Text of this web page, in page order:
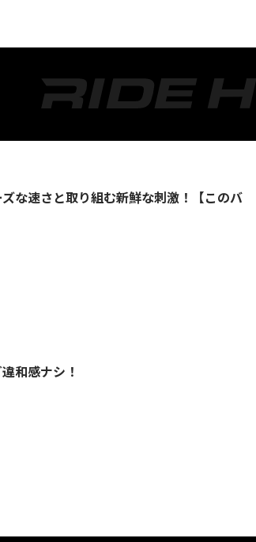
ズな速さと取り組む新鮮な刺激！【このバ
和感ナシ！